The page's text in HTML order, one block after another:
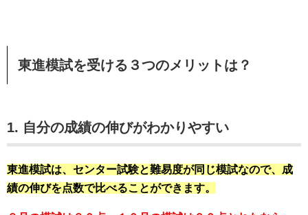
東進模試を受ける３つのメリットは？
1. 自分の成績の伸びがわかりやすい
東進模試は、センター試験と難易度が同じ模試なので、成
績の伸びを点数で比べることができます。